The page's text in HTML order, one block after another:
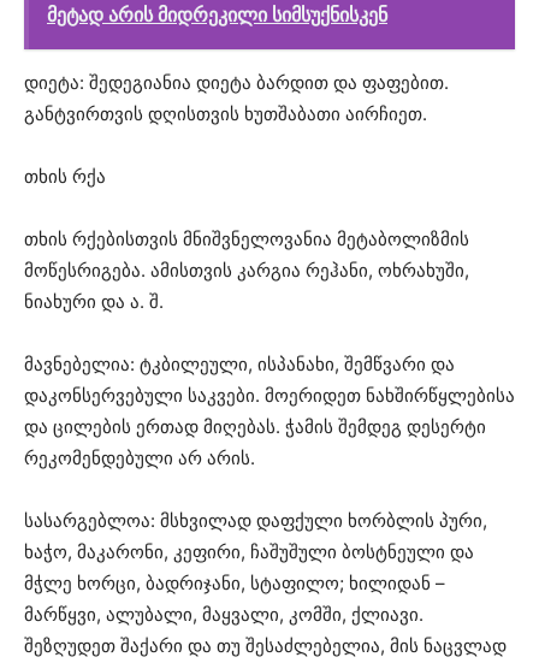
მეტად არის მიდრეკილი სიმსუქნისკენ
დიეტა: შედეგიანია დიეტა ბარდით და ფაფებით.
განტვირთვის დღისთვის ხუთშაბათი აირჩიეთ.
თხის რქა
თხის რქებისთვის მნიშვნელოვანია მეტაბოლიზმის
მოწესრიგება. ამისთვის კარგია რეჰანი, ოხრახუში,
ნიახური და ა. შ.
მავნებელია: ტკბილეული, ისპანახი, შემწვარი და
დაკონსერვებული საკვები. მოერიდეთ ნახშირწყლებისა
და ცილების ერთად მიღებას. ჭამის შემდეგ დესერტი
რეკომენდებული არ არის.
სასარგებლოა: მსხვილად დაფქული ხორბლის პური,
ხაჭო, მაკარონი, კეფირი, ჩაშუშული ბოსტნეული და
მჭლე ხორცი, ბადრიჯანი, სტაფილო; ხილიდან –
მარწყვი, ალუბალი, მაყვალი, კომში, ქლიავი.
შეზღუდეთ შაქარი და თუ შესაძლებელია, მის ნაცვლად